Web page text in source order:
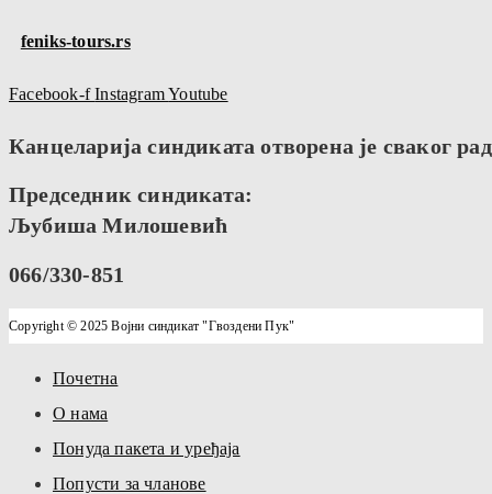
feniks-tours.rs
Facebook-f InstagramYoutube
Канцеларија синдиката отворена је сваког
Председник синдиката:
Љубиша Милошевић
066/330-851
Copyright © 2025 Војни синдикат "Гвоздени Пук"
Почетна
О нама
Понуда пакета и уређаја
Попусти за чланове